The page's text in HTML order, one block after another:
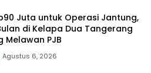
Juta untuk Operasi Jantung,
di Kelapa Dua Tangerang
Melawan PJB
Agustus 6, 2026